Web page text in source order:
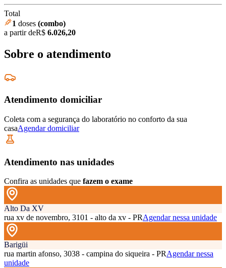
Total
1 doses (combo)
a partir deR$ 6.026,20
Sobre o atendimento
Atendimento domiciliar
Coleta com a segurança do laboratório no conforto da sua
casaAgendar domiciliar
Atendimento nas unidades
Confira as unidades que fazem o exame
Alto Da XV
rua xv de novembro, 3101 - alto da xv - PRAgendar nessa unidade
Barigüi
rua martin afonso, 3038 - campina do siqueira - PRAgendar nessa
unidade